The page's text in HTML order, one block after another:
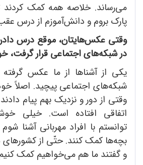
می‌رساند. خلاصه همه کمک کردند
پارک بروم و دانش‌آموزم از درس
وقتی عکسهایتان، موقع درس
در شبکههای اجتماعی قرار گرفت،
یکی از آشناها از ما عکس
شبکه‌های اجتماعی پیچید. اصلاً
وقتی از دور و نزدیک بهم پیام
اتفاقی افتاده است. خیلی
توانستم با افراد مهربانی آشنا
بچه‌ها کمک کنند. حتّی از کشورهای
و گفتند ما هم می‌خواهیم کمک